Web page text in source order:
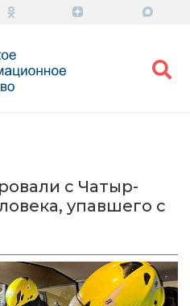
с Чатыр-
упавшего с